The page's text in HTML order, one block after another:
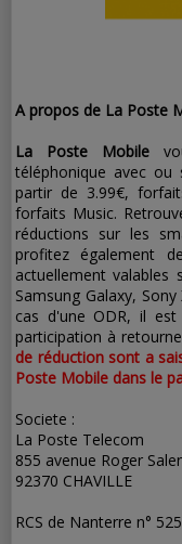
A propos de La Poste
La Poste Mobile
téléphonique avec
partir de 3.99€,
forfaits Music.
réductions sur les
profitez également
actuellement valables
Samsung Galaxy,
cas d'une ODR, il
participation à
de réduction sont a
Poste Mobile dans le
Societe :
La Poste Telecom
855 avenue Roger
92370 CHAVILLE
RCS de Nanterre n°